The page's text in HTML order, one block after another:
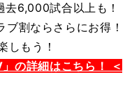
6,000試合以上も！
割ならさらにお得！
しもう！
の詳細はこちら！ ＜